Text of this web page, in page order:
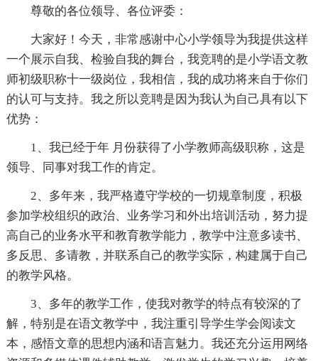
尊敬的各位领导、各位评委：
大家好！今天，非常感谢中心小学领导为我提供这样
一个展示自我、检验自我的舞台，我竞聘的是小学语文教
师初级职称十一级岗位，我相信，我的成功将来自于你们
的认可与支持。我之所以竞聘是因为我认为自己具有以下
优势：
1、我已经于年 月份获得了小学教师高级职称，这是
领导、同事对我工作的肯定。
2、多年来，我严格遵守学校的一切规章制度，积极
参加学校组织的政治、业务学习和外出培训活动，努力提
高自己的业务水平和教育教学能力，教学中注意多读书、
多反思、多请教，并联系自己的教学实际，构建属于自己
的教学风格。
3、多年的教学工作，使我对教学的特点有较深的了
解，特别是在语文教学中，我注重引导学生学会阅读文
本，感悟文章的思想内涵和语言魅力。我还充分运用网络